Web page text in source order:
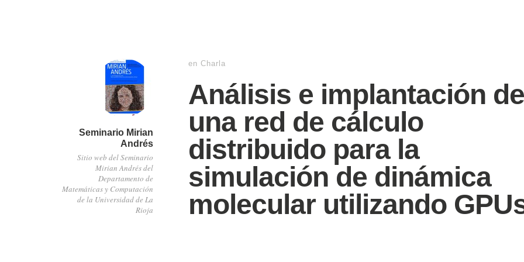
Seminario Mirian
Andrés
Sitio web del Seminario
Mirian Andrés del
Departamento de
Matemáticas y Computación
de la Universidad de La
Rioja
en Charla
Análisis e implantación de
una red de cálculo
distribuido para la
simulación de dinámica
molecular utilizando